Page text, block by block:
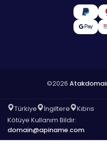
©2026
Türkiye İngiltere
Kıbrıs
Kötüye Kullanım Bildir:
domain@apiname.com